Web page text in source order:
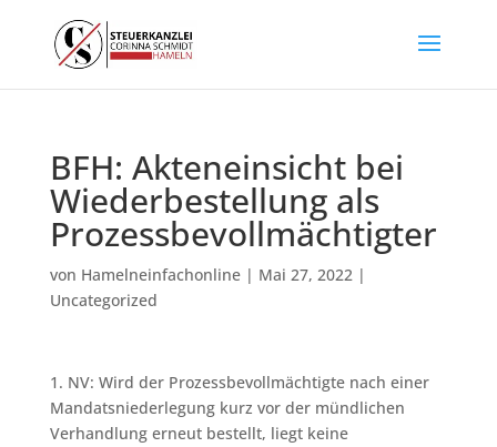
BFH: Akteneinsicht bei
Wiederbestellung als
Prozessbevollmächtigter
von Hamelneinfachonline| Mai 27, 2022|
Uncategorized
1. NV: Wird der Prozessbevollmächtigte nach einer
Mandatsniederlegung kurz vor der mündlichen
Verhandlung erneut bestellt, liegt keine